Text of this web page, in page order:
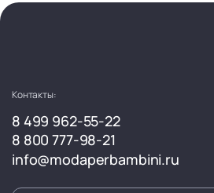
Контакты:
8 499 962-55-22
8 800 777-98-21
info@modaperbambini.ru